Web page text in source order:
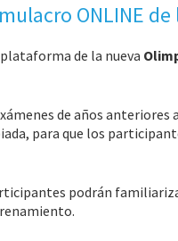
ONLINE
de la nueva
de años
para que los
podrán